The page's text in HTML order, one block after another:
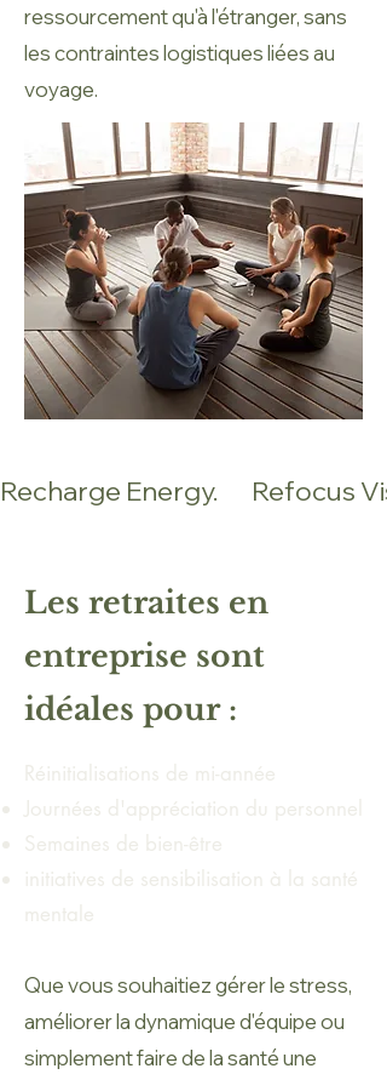
ressourcement qu'à l'étranger, sans
les contraintes logistiques liées au
voyage.
Recharge Energy.       Refocus
Les retraites en
entreprise sont
idéales pour :
Réinitialisations de mi-année
Journées d'appréciation du personnel
Semaines de bien-être
initiatives de sensibilisation à la santé
mentale
Que vous souhaitiez gérer le stress,
améliorer la dynamique d'équipe ou
simplement faire de la santé une